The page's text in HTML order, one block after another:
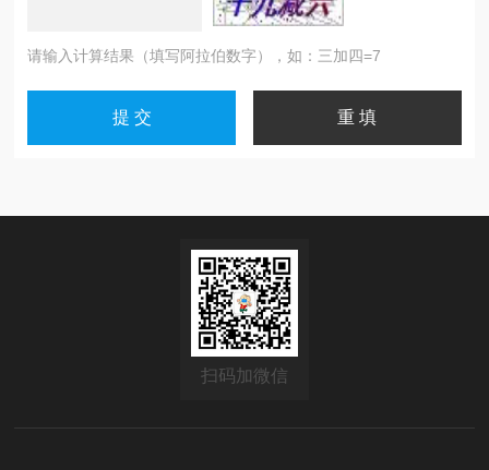
请输入计算结果（填写阿拉伯数字），如：三加四=7
扫码加微信